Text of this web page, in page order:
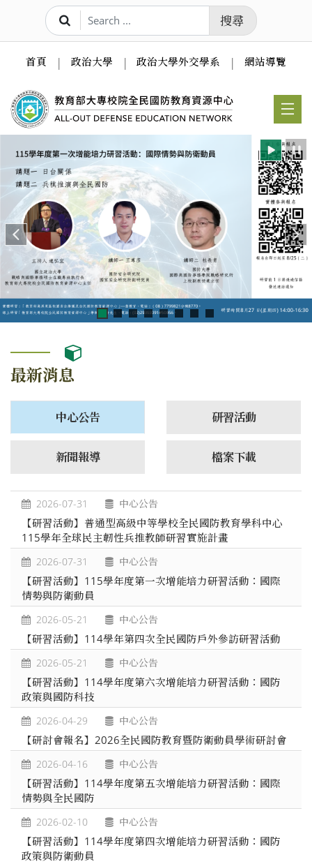
跳到主要內容
搜尋
首頁 政治大學 政治大學外交學系 網站導覽
Previous
最新消息
中心公告 研習活動
新聞報導 檔案下載
2026-07-31 中心公告
【研習活動】普通型高級中等學校全民國防教育學科中心
115學年全球民主韌性兵推教師研習實施計畫
2026-07-31 中心公告
【研習活動】115學年度第一次增能培力研習活動：國際
情勢與防衛動員
2026-05-21 中心公告
【研習活動】114學年第四次全民國防戶外參訪研習活動
2026-05-21 中心公告
【研習活動】114學年度第六次增能培力研習活動：國防
政策與國防科技
2026-04-29 中心公告
【研討會報名】2026全民國防教育暨防衛動員學術研討會
2026-04-16 中心公告
【研習活動】114學年度第五次增能培力研習活動：國際
情勢與全民國防
2026-02-10 中心公告
【研習活動】114學年度第四次增能培力研習活動：國防
政策與防衛動員